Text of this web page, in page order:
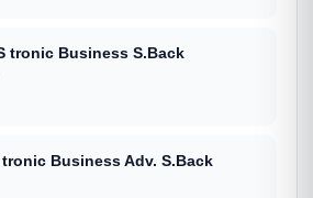
tronic Business S.Back
tronic Business Adv. S.Back